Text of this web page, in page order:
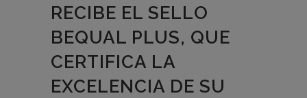
RECIBE EL SELLO
BEQUAL PLUS, QUE
CERTIFICA LA
EXCELENCIA DE SU